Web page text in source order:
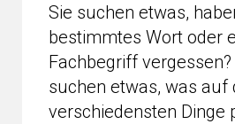
Sie suchen etwas,
bestimmtes Wort oder
Fachbegriff vergessen?
suchen etwas, was auf
verschiedensten Dinge